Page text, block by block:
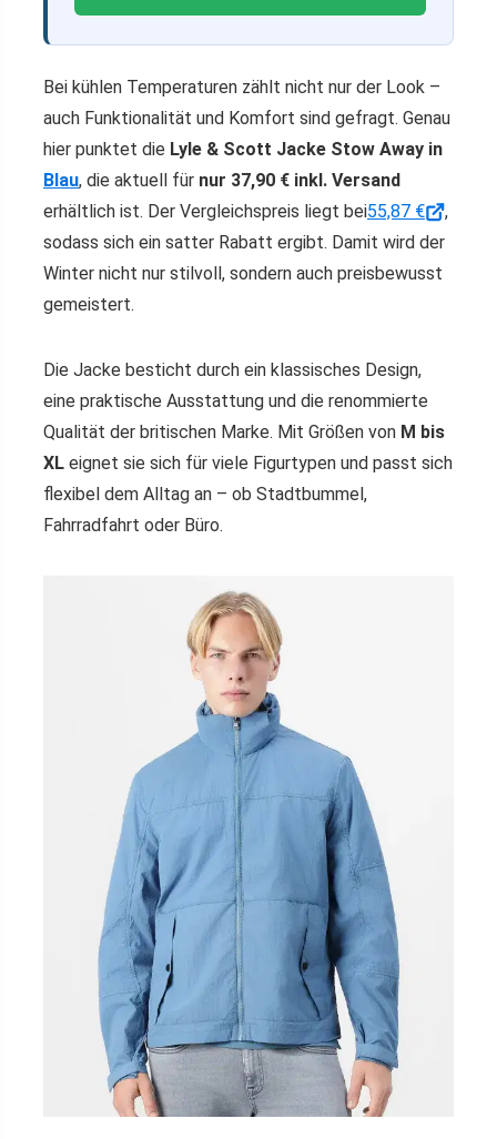
Bei kühlen Temperaturen zählt nicht nur der Look –
auch Funktionalität und Komfort sind gefragt. Genau
hier punktet die Lyle & Scott Jacke Stow Away in
Blau, die aktuell für nur 37,90 € inkl. Versand
erhältlich ist. Der Vergleichspreis liegt bei55,87 €
,
sodass sich ein satter Rabatt ergibt. Damit wird der
Winter nicht nur stilvoll, sondern auch preisbewusst
gemeistert.
Die Jacke besticht durch ein klassisches Design,
eine praktische Ausstattung und die renommierte
Qualität der britischen Marke. Mit Größen von M bis
XL eignet sie sich für viele Figurtypen und passt sich
flexibel dem Alltag an – ob Stadtbummel,
Fahrradfahrt oder Büro.